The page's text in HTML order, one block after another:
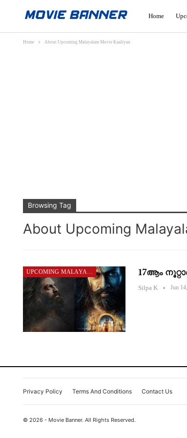
Home
Home About Upcoming Malayalam Movie Kaaliyan
Browsing Tag
About Upcoming
UPCOMING MALAYALAM MOVIES 17ആം
Silpa K Jun
Privacy Policy Terms And Conditions Contact Us
© 2026 - Movie Banner. All Rights Reserved.